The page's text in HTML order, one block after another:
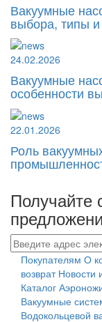
Вакуумные
выбора, типы
24.02.2026
Вакуумные
особенности
22.01.2026
Роль
Получайте
Покупателям О
возврат Новости
Каталог
Вакуумные
Водокольцевой